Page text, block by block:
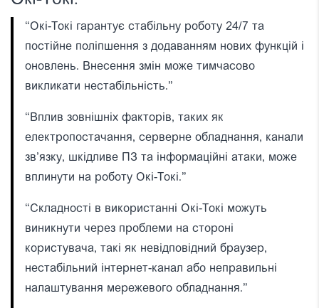
“Окi-Токi гарантує стабільну роботу 24/7 та
постійне поліпшення з додаванням нових функцій і
оновлень. Внесення змін може тимчасово
викликати нестабільність.”
“Вплив зовнішніх факторів, таких як
електропостачання, серверне обладнання, канали
зв’язку, шкідливе ПЗ та інформаційні атаки, може
вплинути на роботу Окi-Токi.”
“Складності в використанні Окi-Токi можуть
виникнути через проблеми на стороні
користувача, такі як невідповідний браузер,
нестабільний інтернет-канал або неправильні
налаштування мережевого обладнання.”